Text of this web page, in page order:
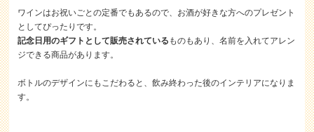
ワインはお祝いごとの定番でもあるので、お酒が好きな方へのプレゼント
としてぴったりです。
記念日用のギフトとして販売されている ものもあり、名前を入れてアレン
ジできる商品があります。
ボトルのデザインにもこだわると、飲み終わった後のインテリアになりま
す。